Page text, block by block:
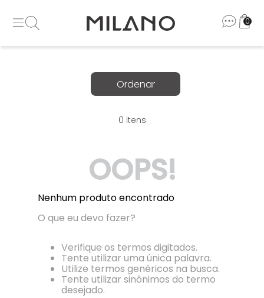
0
0
OOPS!
Nenhum produto encontrado
O que eu devo fazer?
Verifique os termos digitados.
Tente utilizar uma única palavra.
Utilize termos genéricos na busca.
Tente utilizar sinônimos do termo
desejado.